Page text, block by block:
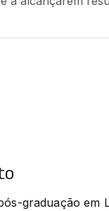
graduação em